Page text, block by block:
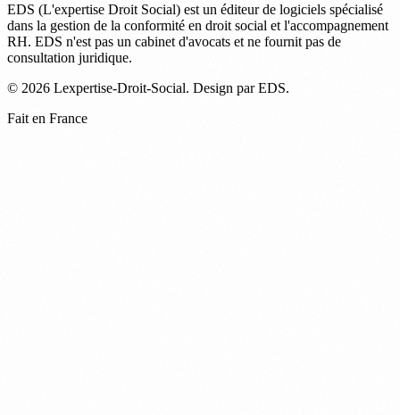
EDS (L'expertise Droit Social) est un éditeur de logiciels spécialisé
dans la gestion de la conformité en droit social et l'accompagnement
RH. EDS n'est pas un cabinet d'avocats et ne fournit pas de
consultation juridique.
© 2026 Lexpertise-Droit-Social. Design par EDS.
Fait en France